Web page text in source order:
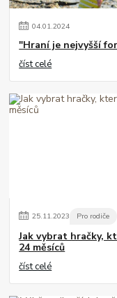
04.01.2024
"Hraní je nejvyšší
číst celé
25.11.2023 Pro rodiče
Jak vybrat hračky,
24 měsíců
číst celé